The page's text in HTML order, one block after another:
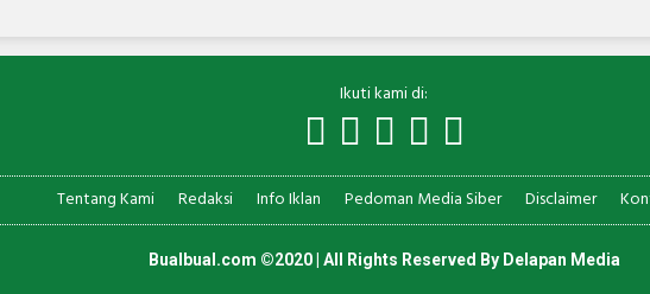
Ikuti kami di:
Tentang Kami Redaksi Info Iklan Pedoman Media Siber Disclaimer
Bualbual.com ©2020 | All Rights Reserved By Delapan Media